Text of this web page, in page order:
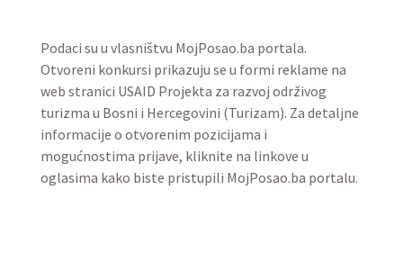
Podaci su u vlasništvu MojPosao.ba portala.
Otvoreni konkursi prikazuju se u formi reklame na
web stranici USAID Projekta za razvoj održivog
turizma u Bosni i Hercegovini (Turizam). Za detaljne
informacije o otvorenim pozicijama i
mogućnostima prijave, kliknite na linkove u
oglasima kako biste pristupili MojPosao.ba portalu.